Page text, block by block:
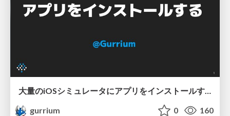
大量のiOSシミュレータにアプリをインストールする
gurrium
0 160